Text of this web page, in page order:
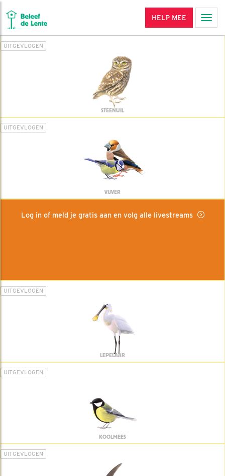
HELP MEE
UITGEVLOGEN
STEENUIL
UITGEVLOGEN
VIJVER
Log in of meld je gratis aan en volg alle livestreams
UITGEVLOGEN
LEPELAAR
UITGEVLOGEN
KOOLMEES
UITGEVLOGEN